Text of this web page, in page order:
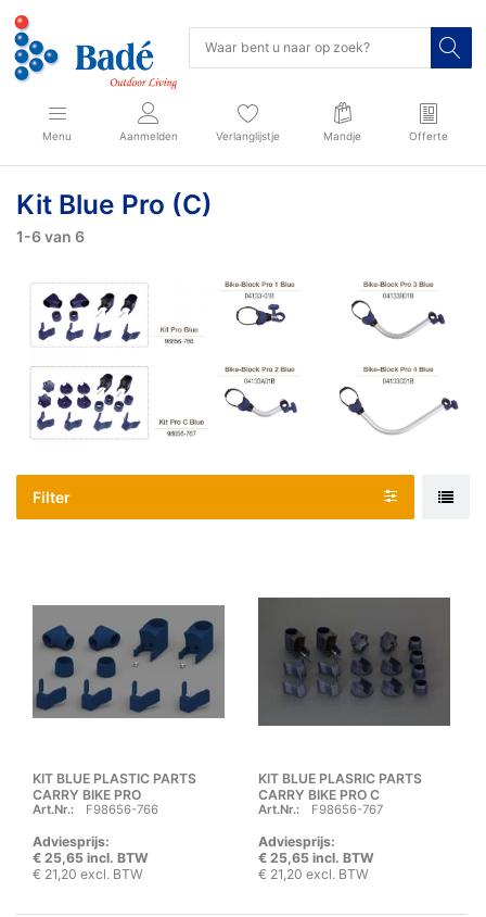
Menu Aanmelden Verlanglijstje Mandje Offerte
Kit Blue Pro (C)
1-6van 6
Filter
KIT BLUE PLASTIC PARTS
CARRY BIKE PRO
Art.Nr.: F98656-766
Adviesprijs:
€ 25,65 incl. BTW
€ 21,20 excl. BTW
KIT BLUE PLASRIC PARTS
CARRY BIKE PRO C
Art.Nr.: F98656-767
Adviesprijs:
€ 25,65 incl. BTW
€ 21,20 excl. BTW